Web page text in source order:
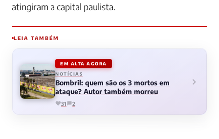
atingiram a capital paulista.
LEIA TAMBÉM
EM ALTA AGORA
NOTÍCIAS
Bombril: quem são os 3 mortos em
ataque? Autor também morreu
31 2